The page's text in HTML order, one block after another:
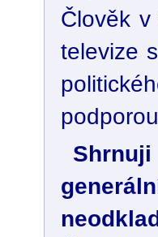
Člověk
televize